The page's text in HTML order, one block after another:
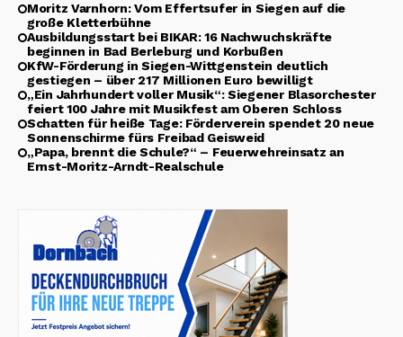
Moritz Varnhorn: Vom Effertsufer in Siegen auf die
große Kletterbühne
Ausbildungsstart bei BIKAR: 16 Nachwuchskräfte
beginnen in Bad Berleburg und Korbußen
KfW-Förderung in Siegen-Wittgenstein deutlich
gestiegen – über 217 Millionen Euro bewilligt
„Ein Jahrhundert voller Musik“: Siegener Blasorchester
feiert 100 Jahre mit Musikfest am Oberen Schloss
Schatten für heiße Tage: Förderverein spendet 20 neue
Sonnenschirme fürs Freibad Geisweid
„Papa, brennt die Schule?“ – Feuerwehreinsatz an
Ernst-Moritz-Arndt-Realschule